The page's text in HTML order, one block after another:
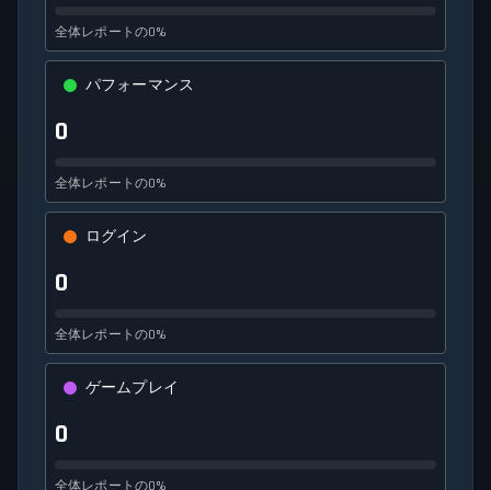
全体レポートの0%
パフォーマンス
0
全体レポートの0%
ログイン
0
全体レポートの0%
ゲームプレイ
0
全体レポートの0%